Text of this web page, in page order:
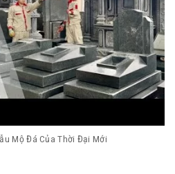
Mộ Đá Của Thời Đại Mới